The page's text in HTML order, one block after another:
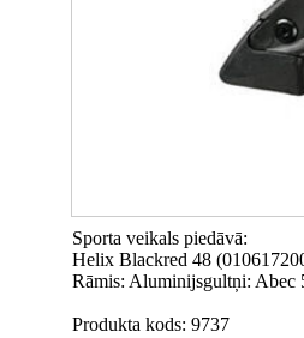
Sporta veikals piedāvā:
Helix Blackred 48
Rāmis: Aluminijsgultņi: Abec
Produkta kods: 9737